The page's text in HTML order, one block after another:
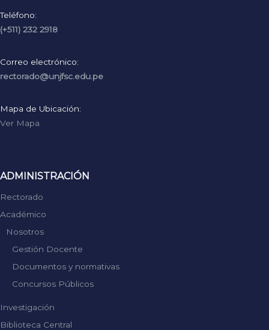
Teléfono:
(+511) 232 2918
Correo electrónico:
rectorado@unjfsc.edu.pe
Mapa de Ubicación:
Ver Mapa
ADMINISTRACIÓN
Rectorado
Académico
Nosotros
Gestión Docente
Documentos y normativas
Concursos Públicos
Investigación
Biblioteca Central